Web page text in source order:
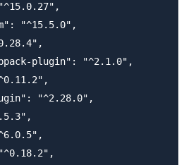
"^15.5.0",
plugin": "^2.1.0",
"^2.28.0",